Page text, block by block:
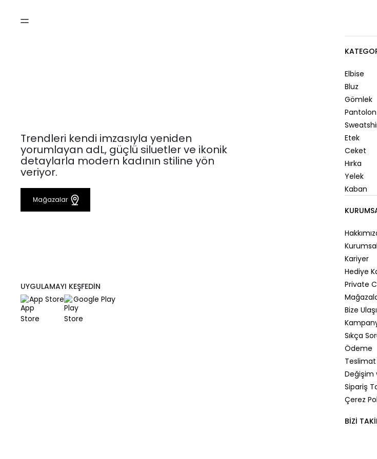
Trendleri kendi imzasıyla yeniden
yorumlayan adL, güçlü siluetler ve ikonik
detaylarla modern kadının stiline yön
veriyor.
Mağazalar
UYGULAMAYI KEŞFEDİN
App Store
Google Play
Elbise
Bluz
Gömlek
Pantolon
Etek
Ceket
Hırka
Yelek
Kaban
Kariyer
Hediye
Private
Bize
Sıkça
Ödeme
Teslimat
Değişim
Sipariş
Çerez
BIZI